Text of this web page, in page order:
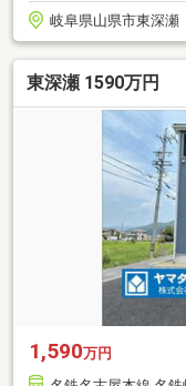
岐阜県山県市東深瀬
東深瀬 1590万円
1,590万円